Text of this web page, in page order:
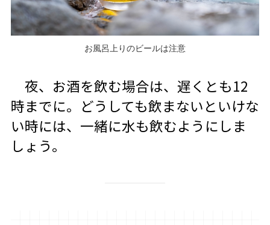
お風呂上りのビールは注意
夜、お酒を飲む場合は、遅くとも12
時までに。どうしても飲まないといけな
い時には、一緒に水も飲むようにしま
しょう。